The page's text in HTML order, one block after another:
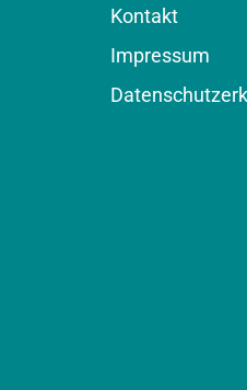
Kontakt
Impressum